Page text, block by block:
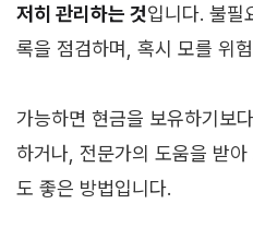
저히 관리하는 것입니다. 불필
록을 점검하며, 혹시 모를 위
가능하면 현금을 보유하기보
하거나, 전문가의 도움을 받
도 좋은 방법입니다.